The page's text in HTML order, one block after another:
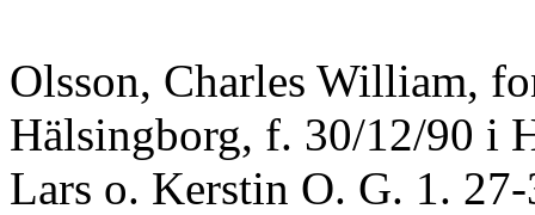
Olsson, Charles William,
Hälsingborg, f. 30/12/90 i
Lars o. Kerstin O. G. 1.